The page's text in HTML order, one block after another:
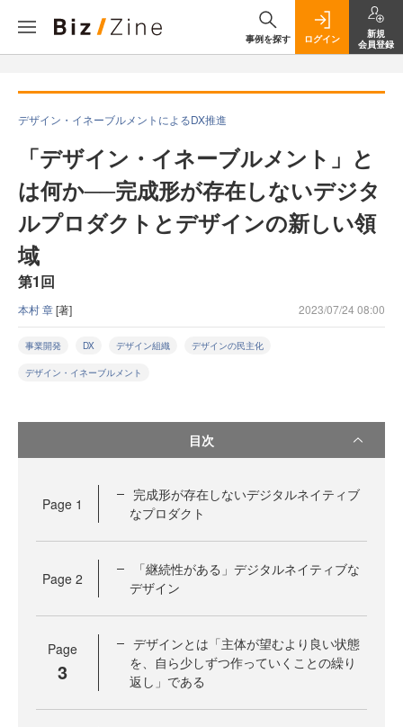
事例を探す ログイン
新規
会員登録
デザイン・イネーブルメントによるDX推進
「デザイン・イネーブルメント」と
は何か──完成形が存在しないデジタ
ルプロダクトとデザインの新しい領
域
第1回
本村 章[著] 2023/07/24 08:00
事業開発 DX デザイン組織 デザインの民主化
デザイン・イネーブルメント
目次
Page 1
完成形が存在しないデジタルネイティブ
なプロダクト
Page 2
「継続性がある」デジタルネイティブな
デザイン
Page
3
デザインとは「主体が望むより良い状態
を、自ら少しずつ作っていくことの繰り
返し」である